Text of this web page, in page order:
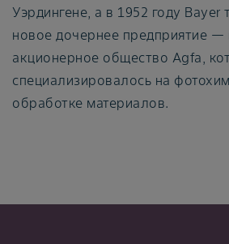
Уэрдингене, а в 1952 году Bayer
новое дочернее предприятие —
акционерное общество Agfa,
специализировалось на
обработке материалов.